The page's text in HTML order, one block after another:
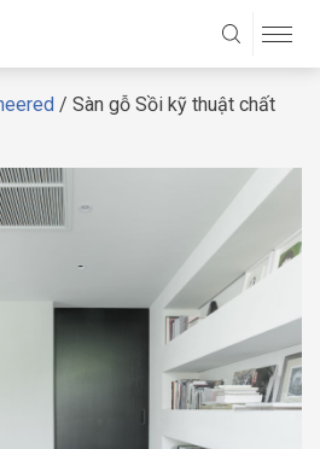
/ Sàn gỗ Sồi kỹ thuật chất